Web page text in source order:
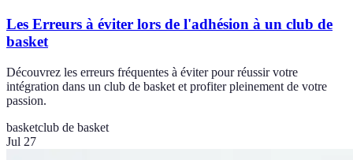
Les Erreurs à éviter lors de l'adhésion à un club de
basket
Découvrez les erreurs fréquentes à éviter pour réussir votre
intégration dans un club de basket et profiter pleinement de votre
passion.
basketclub de basket
Jul 27